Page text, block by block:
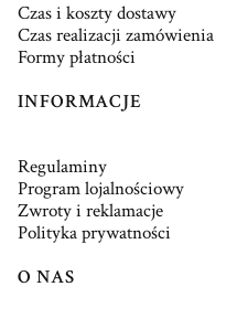
Czas i koszty dostawy
Czas realizacji zamówienia
Formy płatności
INFORMACJE
Regulaminy
Program lojalnościowy
Zwroty i reklamacje
Polityka prywatności
O NAS